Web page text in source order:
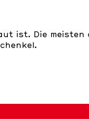
ist. Die